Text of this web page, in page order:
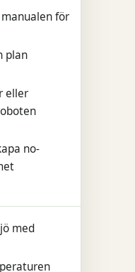
för
plan
eller
no-
med